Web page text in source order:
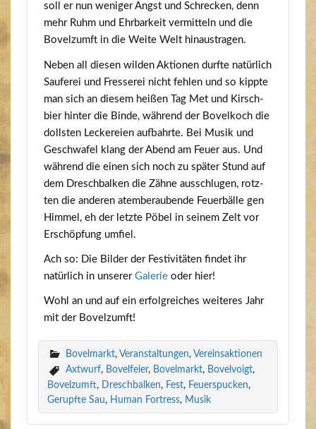
soll er nun weni­ger Angst und Schre­cken, denn
mehr Ruhm und Ehr­bar­keit ver­mit­teln und die
Bovelzumft in die Wei­te Welt hinaustragen.
Neben all die­sen wil­den Aktio­nen durf­te natür­lich
Sau­fe­rei und Fres­se­rei nicht feh­len und so kipp­te
man sich an die­sem hei­ßen Tag Met und Kirsch­
bier hin­ter die Bin­de, wäh­rend der Bovel­koch die
dolls­ten Lecke­rei­en auf­bahr­te. Bei Musik und
Geschwa­fel klang der Abend am Feu­er aus. Und
wäh­rend die einen sich noch zu spä­ter Stund auf
dem Dresch­bal­ken die Zäh­ne aus­schlu­gen, rotz­
ten die ande­ren atem­be­rau­ben­de Feu­er­bäl­le gen
Him­mel, eh der letz­te Pöbel in sei­nem Zelt vor
Erschöp­fung umfiel.
Ach so: Die Bil­der der Fes­ti­vi­tä­ten fin­det ihr
natür­lich in unse­rer Gale­rieoder hier!
Wohl an und auf ein erfolg­rei­ches wei­te­res Jahr
mit der Bovelzumft!
Bovelmarkt, Veranstaltungen, Vereinsaktionen
Axtwurf, Bovelfeier, Bovelmarkt, Bovelvoigt,
Bovelzumft, Dreschbalken, Fest, Feuerspucken,
Gerupfte Sau, Human Fortress, Musik